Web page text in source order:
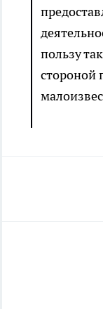
пользу
стороной